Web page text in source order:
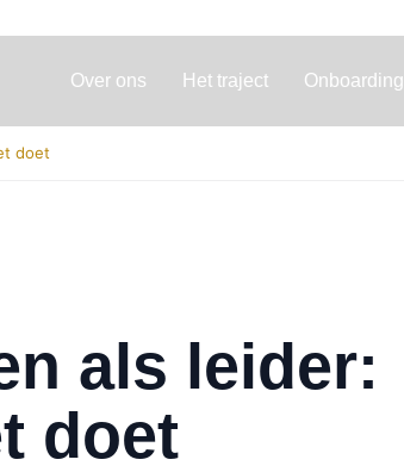
Over ons Het traject Onboarding
doet
als leider:
doet